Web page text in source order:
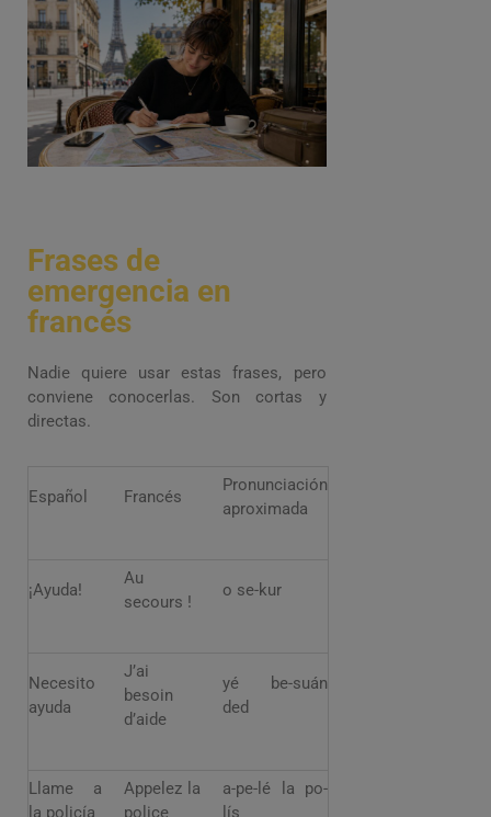
Frases de
emergencia en
francés
Nadie quiere usar estas frases, pero
conviene conocerlas. Son cortas y
directas.
Español Francés
Pronunciación
aproximada
¡Ayuda!
Au
secours !
o se-kur
Necesito
ayuda
J’ai
besoin
d’aide
yé be-suán
ded
Llame a
la policía
Appelez la
police
a-pe-lé la po-
lís